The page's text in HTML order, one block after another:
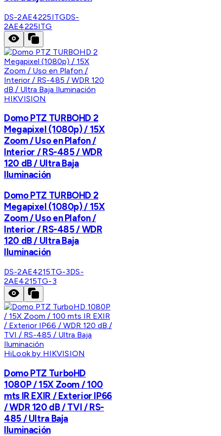
DS-2AE4225ITGDS-
2AE4225ITG
HIKVISION
Domo PTZ TURBOHD 2
Megapixel (1080p) / 15X
Zoom / Uso en Plafon /
Interior / RS-485 / WDR
120 dB / Ultra Baja
Iluminación
Domo PTZ TURBOHD 2
Megapixel (1080p) / 15X
Zoom / Uso en Plafon /
Interior / RS-485 / WDR
120 dB / Ultra Baja
Iluminación
DS-2AE4215TG-3DS-
2AE4215TG-3
HiLook by HIKVISION
Domo PTZ TurboHD
1080P / 15X Zoom / 100
mts IR EXIR / Exterior IP66
/ WDR 120 dB / TVI / RS-
485 / Ultra Baja
Iluminación